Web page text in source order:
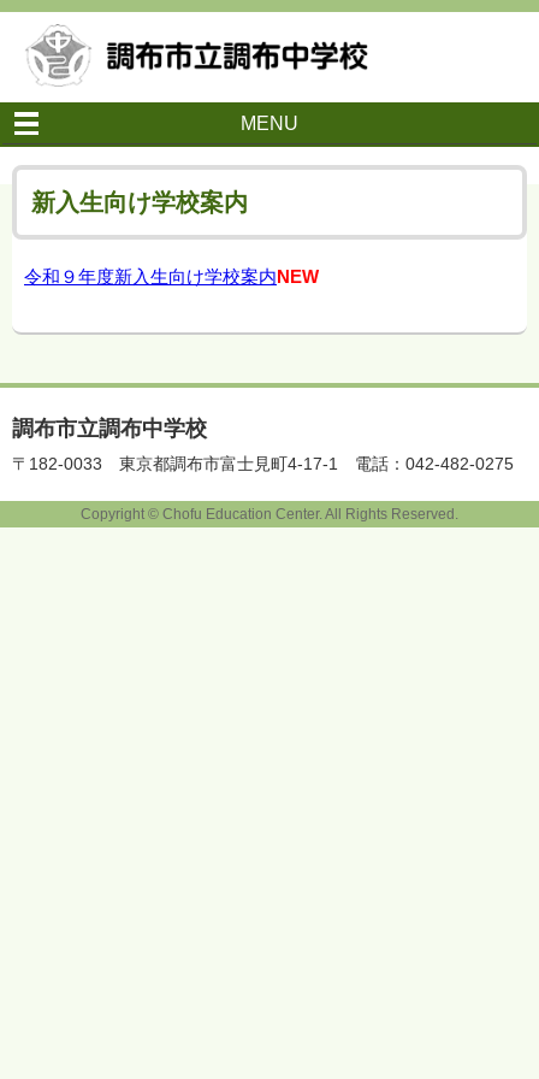
MENU
新入生向け学校案内
令和９年度新入生向け学校案内NEW
調布市立調布中学校
〒182-0033 東京都調布市富士見町4-17-1 電話：042-482-0275
Copyright © Chofu Education Center. All Rights Reserved.